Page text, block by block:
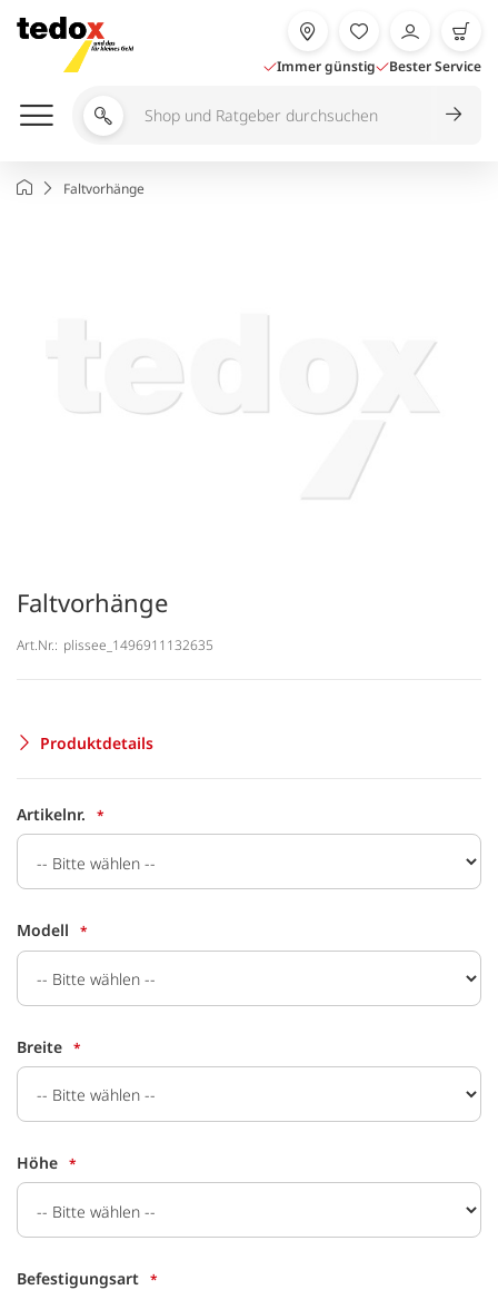
Inhalt
springen
Immer günstig Bester Service
Shop
durchsuchen
StartseiteFaltvorhänge
Faltvorhänge
Art.Nr.: plissee_1496911132635
Produktdetails
Artikelnr.
Modell
Breite
Höhe
Befestigungsart